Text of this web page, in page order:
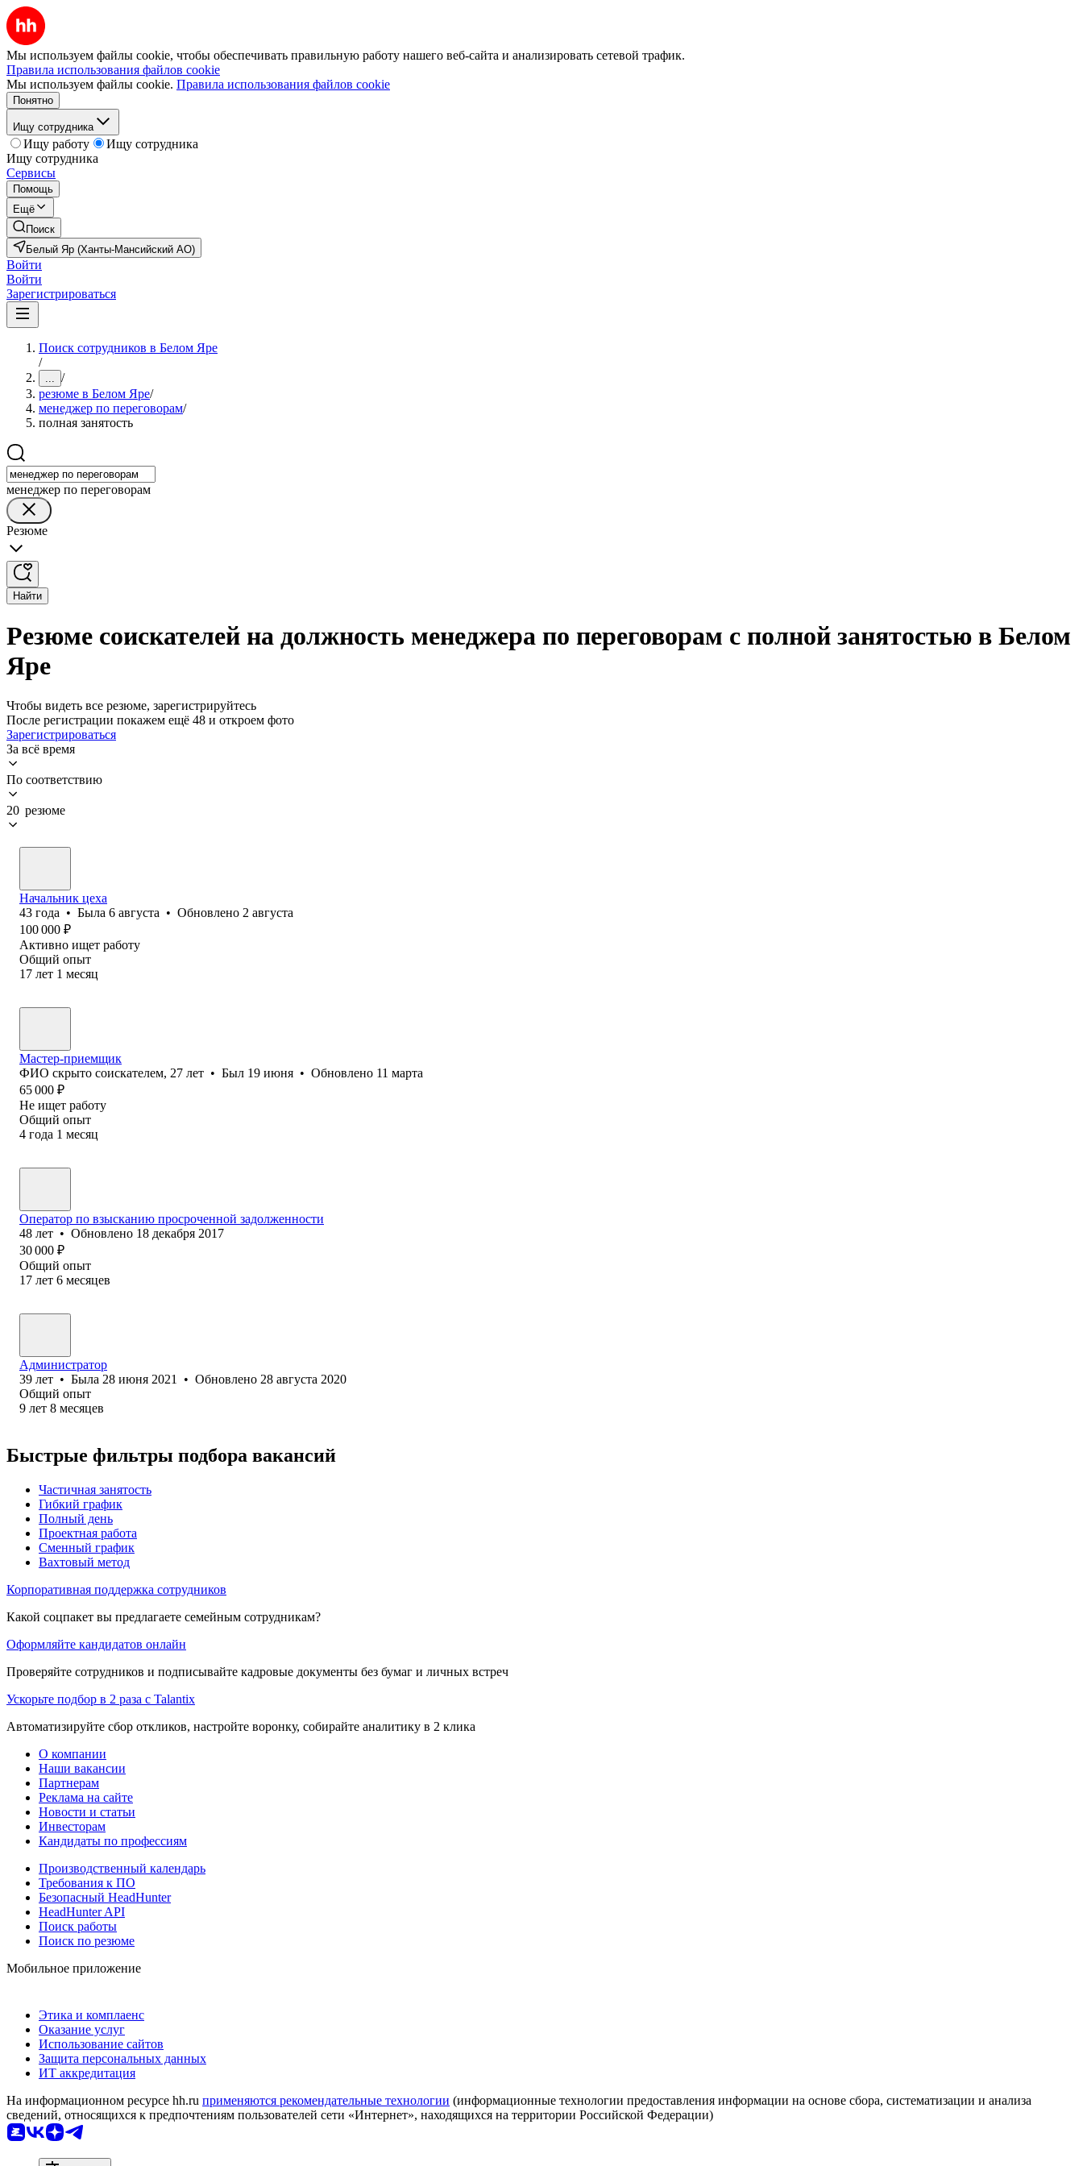
Мы используем файлы cookie, чтобы обеспечивать правильную работу нашего веб-сайта и анализировать сетевой трафик.
Правила использования файлов cookie
Мы используем файлы cookie. Правила использования файлов cookie
Понятно
Ищу сотрудника
Ищу работу
Ищу сотрудника
Ищу сотрудника
Сервисы
Помощь
Ещё
Поиск
Белый Яр (Ханты-Мансийский АО)
Войти
Войти
Зарегистрироваться
Поиск сотрудников в Белом Яре
/
... /
резюме в Белом Яре/
менеджер по переговорам/
полная занятость
менеджер по переговорам
Резюме
Найти
Резюме соискателей на должность менеджера по переговорам с полной занятостью в Белом
Яре
Чтобы видеть все резюме, зарегистрируйтесь
После регистрации покажем ещё 48 и откроем фото
Зарегистрироваться
За всё время
По соответствию
20 резюме
Начальник цеха
43 года • Была 6 августа • Обновлено 2 августа
100 000 ₽
Активно ищет работу
Общий опыт
17 лет 1 месяц
Мастер-приемщик
ФИО скрыто соискателем, 27 лет • Был 19 июня • Обновлено 11 марта
65 000 ₽
Не ищет работу
Общий опыт
4 года 1 месяц
Оператор по взысканию просроченной задолженности
48 лет • Обновлено 18 декабря 2017
30 000 ₽
Общий опыт
17 лет 6 месяцев
Администратор
39 лет • Была 28 июня 2021 • Обновлено 28 августа 2020
Общий опыт
9 лет 8 месяцев
Быстрые фильтры подбора вакансий
Частичная занятость
Гибкий график
Полный день
Проектная работа
Сменный график
Вахтовый метод
Корпоративная поддержка сотрудников
Какой соцпакет вы предлагаете семейным сотрудникам?
Оформляйте кандидатов онлайн
Проверяйте сотрудников и подписывайте кадровые документы без бумаг и личных встреч
Ускорьте подбор в 2 раза с Talantix
Автоматизируйте сбор откликов, настройте воронку, собирайте аналитику в 2 клика
О компании
Наши вакансии
Партнерам
Реклама на сайте
Новости и статьи
Инвесторам
Кандидаты по профессиям
Производственный календарь
Требования к ПО
Безопасный HeadHunter
HeadHunter API
Поиск работы
Поиск по резюме
Мобильное приложение
Этика и комплаенс
Оказание услуг
Использование сайтов
Защита персональных данных
ИТ аккредитация
На информационном ресурсе hh.ru применяются рекомендательные технологии (информационные технологии предоставления информации на основе сбора, систематизации и анализа
сведений, относящихся к предпочтениям пользователей сети «Интернет», находящихся на территории Российской Федерации)